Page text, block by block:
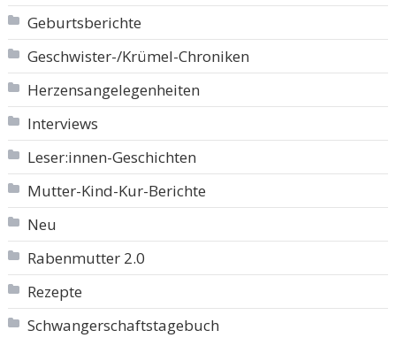
Geburtsberichte
Geschwister-/Krümel-Chroniken
Herzensangelegenheiten
Interviews
Leser:innen-Geschichten
Mutter-Kind-Kur-Berichte
Neu
Rabenmutter 2.0
Rezepte
Schwangerschaftstagebuch